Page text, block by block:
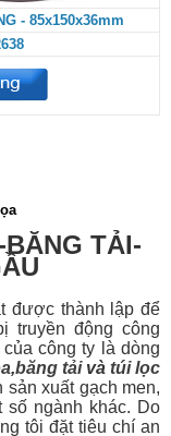
- 85x150x36mm
TẢI-
được thành lập để
truyền động công
công ty là dòng
,băng tảivàtúi lọc
xuất gạch men,
ngành khác. Do
tôi đặt tiêu chí an